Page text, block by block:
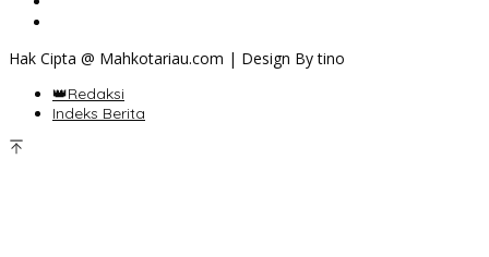
Hak Cipta @ Mahkotariau.com | Design By tino
👑Redaksi
Indeks Berita